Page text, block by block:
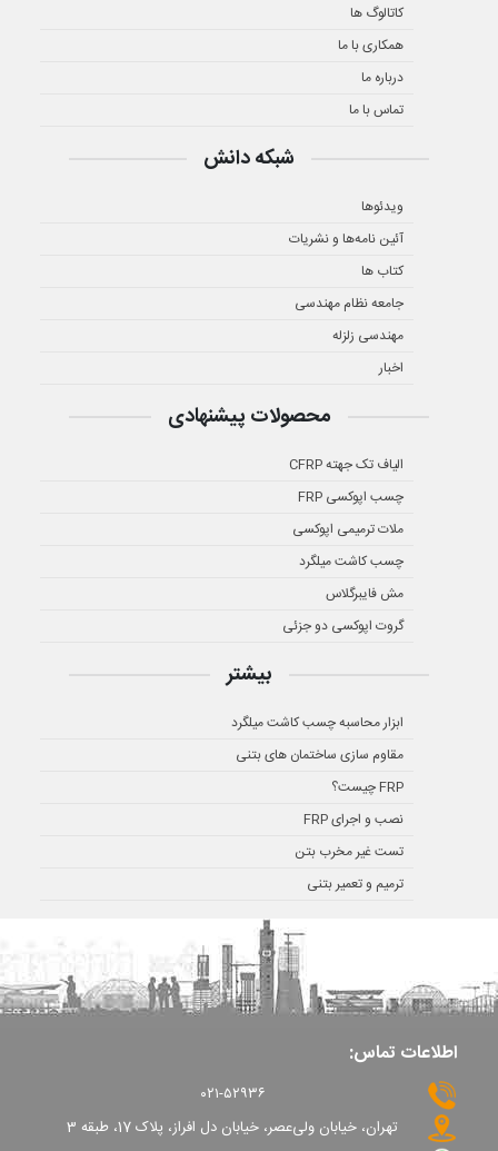
کاتالوگ ها
همکاری با ما
درباره ما
تماس با ما
شبکه دانش
ویدئوها
آئین نامه‌ها و نشریات
کتاب ها
جامعه نظام مهندسی
مهندسی زلزله
اخبار
محصولات پیشنهادی
الیاف تک جهته CFRP
چسب اپوکسی FRP
ملات ترمیمی اپوکسی
چسب کاشت میلگرد
مش فایبرگلاس
گروت اپوکسی دو جزئی
بیشتر
ابزار محاسبه چسب کاشت میلگرد
مقاوم سازی ساختمان های بتنی
FRP چیست؟
نصب و اجرای FRP
تست غیر مخرب بتن
ترمیم و تعمیر بتنی
اطلاعات تماس:
۰۲۱-۵۲۹۳۶
تهران، خیابان ولی‌عصر، خیابان دل افراز، پلاک 17، طبقه 3